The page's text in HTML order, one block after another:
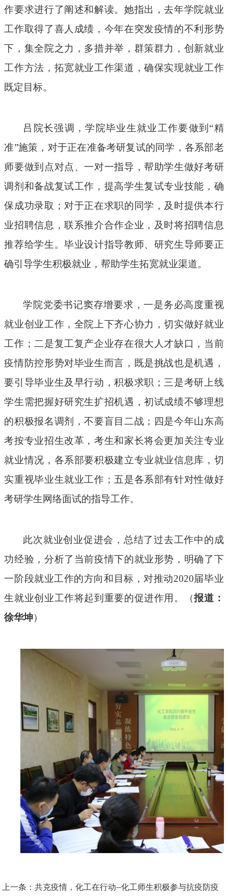
作要求进行了阐述和解读。她指出，去年学院就业
工作取得了喜人成绩，今年在突发疫情的不利形势
下，集全院之力，多措并举，群策群力，创新就业
工作方法，拓宽就业工作渠道，确保实现就业工作
既定目标。
吕院长强调，学院毕业生就业工作要做到 “精
准”施策，对于正在准备考研复试的同学，各系部老
师要做到 点对点、一对一指导，帮助学生做好考研
调剂和备战复试工作 ，提高学生复试专业技能，确
保成功录取 ；对于正在求职的同学，及时提供本行
业招聘信息，联系推介合作企业，及时将招聘信息
推荐给学生。毕业设计指导教师、研究生导师要正
确引导学生积极就业 ，帮助学生拓宽就业渠道。
学院党委书记窦存增要求，一是务必高度重视
就业创业工作，全院上下齐心协力，切实做好就业
工作；二是复工复产企业存在很大人才缺口，当前
疫情防控形势对毕业生而言，既是挑战也是机遇，
要引导毕业生及早行动，积极求职；三是考研上线
学生需把握好研究生扩招机遇，初试成绩不够理想
的积极报名调剂，不要盲目二战；四是今年山东高
考按专业招生改革，考生和家长将会更加关注专业
就业情况，各系部要积极建立专业就业信息库， 切
实重视毕业生就业工作 ；五是各系部有针对性做好
考研学生 网络面试的指导工作。
此次就业创业促进会，总结了过去工作中的成
功经验，分析了当前疫情下的就业形势，明确了下
一阶段就业工作的方向和目标，对推动2020届毕业
生就业创业工作将起到重要的促进作用。（报道：
徐华坤）
上一条：共克疫情，化工在行动--化工师生积极参与抗疫防疫